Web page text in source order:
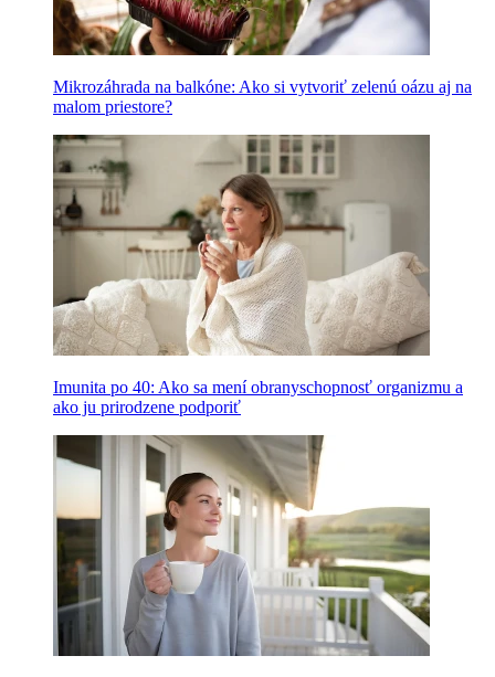
Mikrozáhrada na balkóne: Ako si vytvoriť zelenú oázu aj na
malom priestore?
Imunita po 40: Ako sa mení obranyschopnosť organizmu a
ako ju prirodzene podporiť